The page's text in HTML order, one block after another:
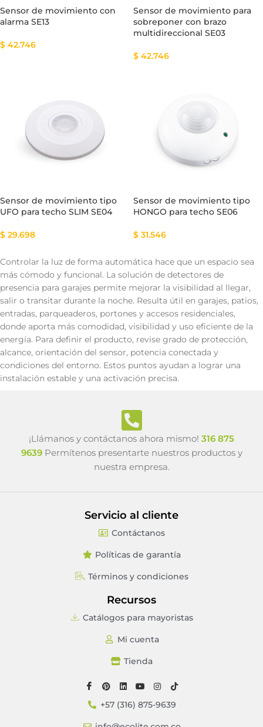
Sensor de movimiento con
alarma SE13
$ 42.746
Sensor de movimiento para
sobreponer con brazo
multidireccional SE03
$ 42.746
Sensor de movimiento tipo
UFO para techo SLIM SE04
$ 29.698
Sensor de movimiento tipo
HONGO para techo SE06
$ 31.546
Controlar la luz de forma automática hace que un espacio sea
más cómodo y funcional. La solución de detectores de
presencia para garajes permite mejorar la visibilidad al llegar,
salir o transitar durante la noche. Resulta útil en garajes, patios,
entradas, parqueaderos, portones y accesos residenciales,
donde aporta más comodidad, visibilidad y uso eficiente de la
energía. Para definir el producto, revise grado de protección,
alcance, orientación del sensor, potencia conectada y
condiciones del entorno. Estos puntos ayudan a lograr una
instalación estable y una activación precisa.
¡Llámanos y contáctanos ahora mismo! 316 875
9639Permítenos presentarte nuestros productos y
nuestra empresa.
Servicio al cliente
Contáctanos
Políticas de garantía
Términos y condiciones
Recursos
Catálogos para mayoristas
Mi cuenta
Tienda
+57 (316) 875-9639